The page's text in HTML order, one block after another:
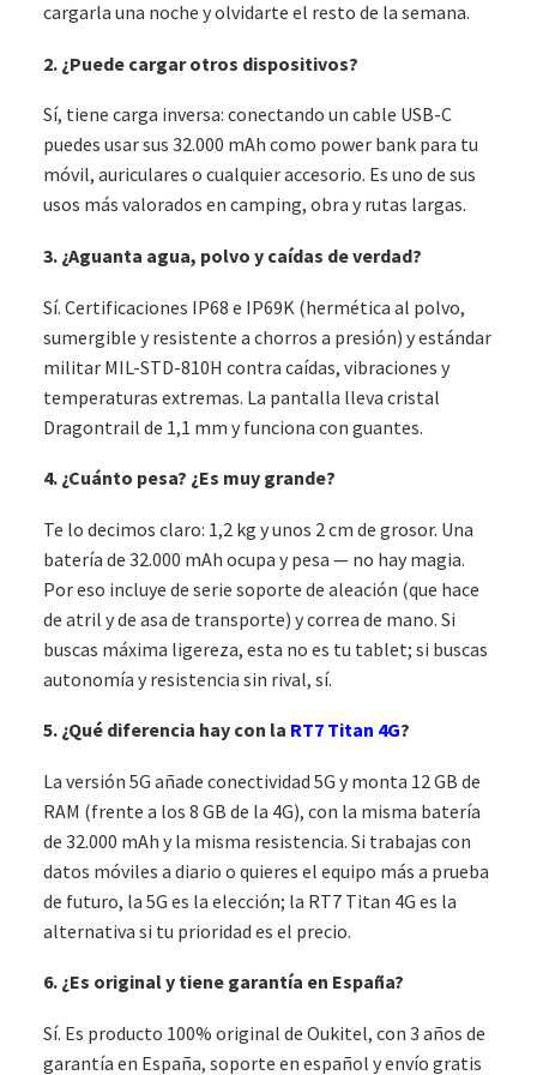
cargarla una noche y olvidarte el resto de la semana.
2. ¿Puede cargar otros dispositivos?
Sí, tiene carga inversa: conectando un cable USB-C
puedes usar sus 32.000 mAh como power bank para tu
móvil, auriculares o cualquier accesorio. Es uno de sus
usos más valorados en camping, obra y rutas largas.
3. ¿Aguanta agua, polvo y caídas de verdad?
Sí. Certificaciones IP68 e IP69K (hermética al polvo,
sumergible y resistente a chorros a presión) y estándar
militar MIL-STD-810H contra caídas, vibraciones y
temperaturas extremas. La pantalla lleva cristal
Dragontrail de 1,1 mm y funciona con guantes.
4. ¿Cuánto pesa? ¿Es muy grande?
Te lo decimos claro: 1,2 kg y unos 2 cm de grosor. Una
batería de 32.000 mAh ocupa y pesa — no hay magia.
Por eso incluye de serie soporte de aleación (que hace
de atril y de asa de transporte) y correa de mano. Si
buscas máxima ligereza, esta no es tu tablet; si buscas
autonomía y resistencia sin rival, sí.
5. ¿Qué diferencia hay con la RT7 Titan 4G?
La versión 5G añade conectividad 5G y monta 12 GB de
RAM (frente a los 8 GB de la 4G), con la misma batería
de 32.000 mAh y la misma resistencia. Si trabajas con
datos móviles a diario o quieres el equipo más a prueba
de futuro, la 5G es la elección; la RT7 Titan 4G es la
alternativa si tu prioridad es el precio.
6. ¿Es original y tiene garantía en España?
Sí. Es producto 100% original de Oukitel, con 3 años de
garantía en España, soporte en español y envío gratis